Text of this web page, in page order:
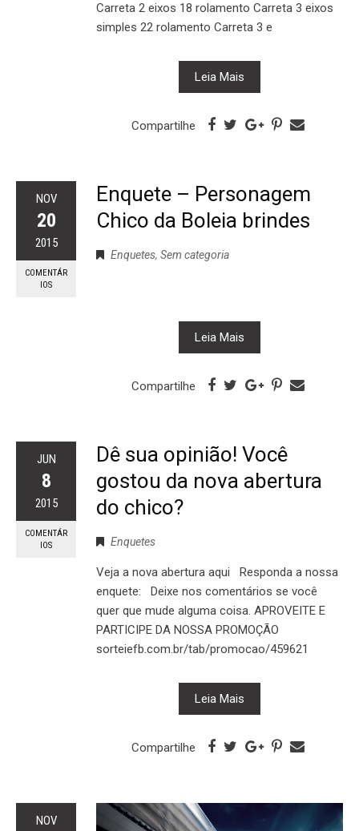
Carreta 2 eixos 18 rolamento Carreta 3 eixos
simples 22 rolamento Carreta 3 e
Leia Mais
Compartilhe
NOV
20
2015
COMENTÁR
IOS
Enquete – Personagem
Chico da Boleia brindes
Enquetes, Sem categoria
Leia Mais
Compartilhe
JUN
8
2015
COMENTÁR
IOS
Dê sua opinião! Você
gostou da nova abertura
do chico?
Enquetes
Veja a nova abertura aqui Responda a nossa
enquete: Deixe nos comentários se você
quer que mude alguma coisa. APROVEITE E
PARTICIPE DA NOSSA PROMOÇÃO
sorteiefb.com.br/tab/promocao/459621
Leia Mais
Compartilhe
NOV